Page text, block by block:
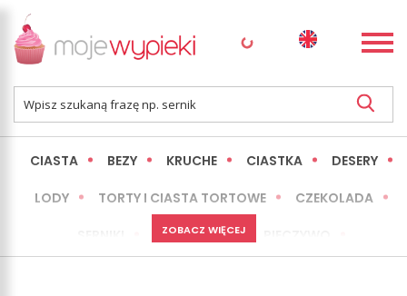
CIASTA BEZY KRUCHE CIASTKA DESERY
LODY TORTY I CIASTA TORTOWE CZEKOLADA
MINI WYPIEKI
ZOBACZ WIĘCEJ